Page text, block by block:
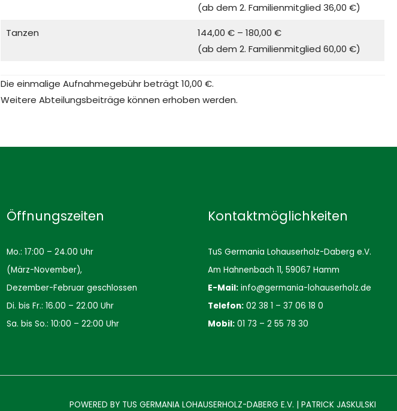
(ab dem 2. Familienmitglied 36,00 €)
Tanzen
144,00 € – 180,00 €
(ab dem 2. Familienmitglied 60,00 €)
Die einmalige Aufnahmegebühr beträgt 10,00 €.
Weitere Abteilungsbeiträge können erhoben werden.
Öffnungszeiten
Mo.: 17:00 – 24.00 Uhr
(März-November),
Dezember-Februar geschlossen
Di. bis Fr.: 16.00 – 22.00 Uhr
Sa. bis So.: 10:00 – 22:00 Uhr
Kontaktmöglichkeiten
TuS Germania Lohauserholz-Daberg e.V.
Am Hahnenbach 11, 59067 Hamm
E-Mail: info@germania-lohauserholz.de
Telefon: 02 38 1 – 37 06 18 0
Mobil: 01 73 – 2 55 78 30
POWERED BY TUS GERMANIA LOHAUSERHOLZ-DABERG E.V. | PATRICK JASKULSKI